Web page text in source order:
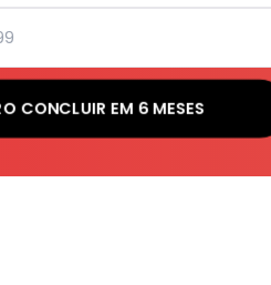
CONCLUIR EM 6 MESES